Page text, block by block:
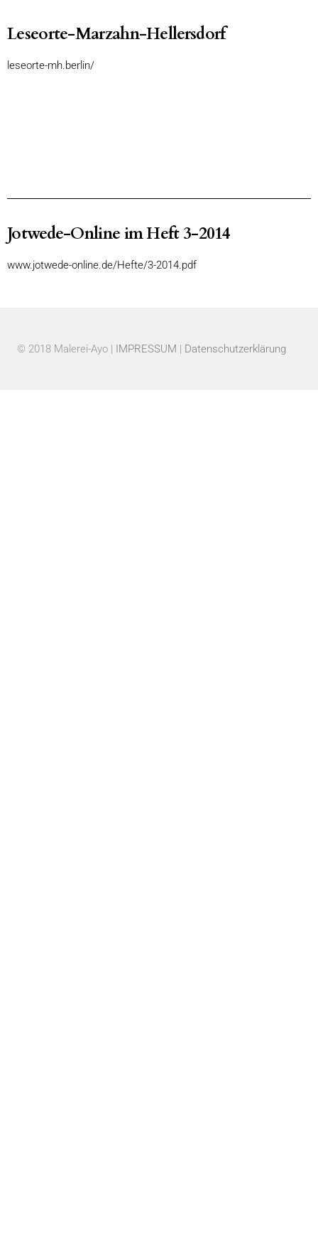
Leseorte-Marzahn-Hellersdorf
leseorte-mh.berlin/
Jotwede-Online im Heft 3-2014
www.jotwede-online.de/Hefte/3-2014.pdf
© 2018 Malerei-Ayo | IMPRESSUM | Datenschutzerklärung